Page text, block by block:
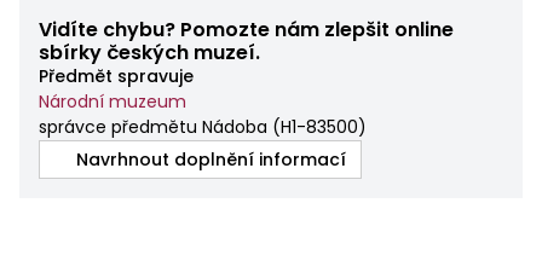
Vidíte chybu? Pomozte nám zlepšit online
sbírky českých muzeí.
Předmět spravuje
Národní muzeum
správce předmětu Nádoba (H1-83500)
Navrhnout doplnění informací